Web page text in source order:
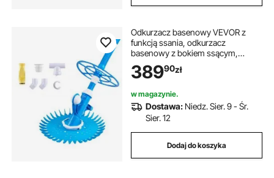
Odkurzacz basenowy VEVOR z
funkcją ssania, odkurzacz
basenowy z bokiem ssącym,
zamiatarka basenowa z 12 wężami,
odpowiedni do basenów
ziemię o wymiarach do 6,1 x 10,7 m,
niebieski
38990zł
w magazynie.
Dostawa: Niedz. Sier. 9 - Śr.
Sier. 12
Dodaj do koszyka